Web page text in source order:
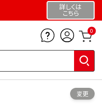
詳しくは
こちら
0
変更